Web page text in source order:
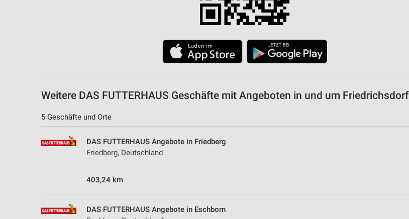
Weitere DAS FUTTERHAUS Geschäfte mit Angeboten in und um Friedrichsdorf
5 Geschäfte und Orte
DAS FUTTERHAUS Angebote in Friedberg
Friedberg, Deutschland
403,24 km
DAS FUTTERHAUS Angebote in Eschborn